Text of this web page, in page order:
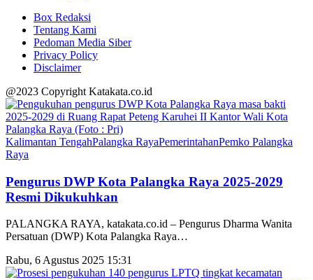
Box Redaksi
Tentang Kami
Pedoman Media Siber
Privacy Policy
Disclaimer
@2023 Copyright Katakata.co.id
Kalimantan TengahPalangka RayaPemerintahanPemko Palangka
Raya
Pengurus DWP Kota Palangka Raya 2025-2029
Resmi Dikukuhkan
PALANGKA RAYA, katakata.co.id – Pengurus Dharma Wanita
Persatuan (DWP) Kota Palangka Raya…
Rabu, 6 Agustus 2025 15:31